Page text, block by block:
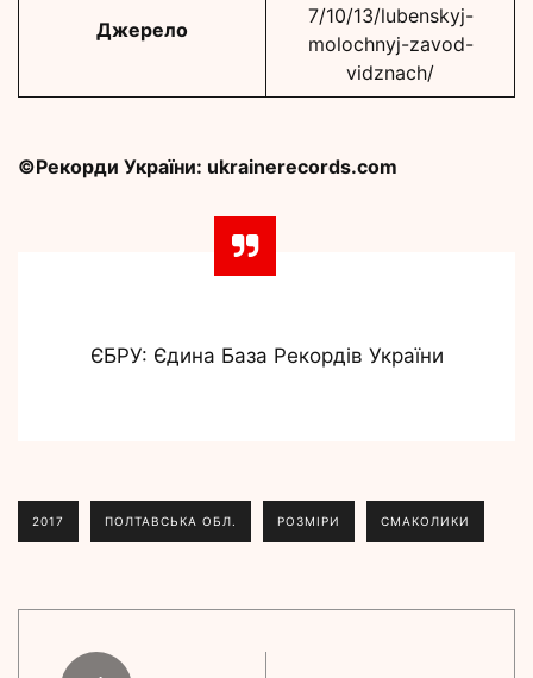
Джерело
7/10/13/lubenskyj-
molochnyj-zavod-
vidznach/
©Рекорди України: ukrainerecords.com
ЄБРУ: Єдина База Рекордів України
2017 ПОЛТАВСЬКА ОБЛ. РОЗМІРИ СМАКОЛИКИ